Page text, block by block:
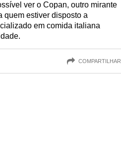
ver o Copan, outro mirante
quem estiver disposto a
em comida italiana
COMPARTILHAR